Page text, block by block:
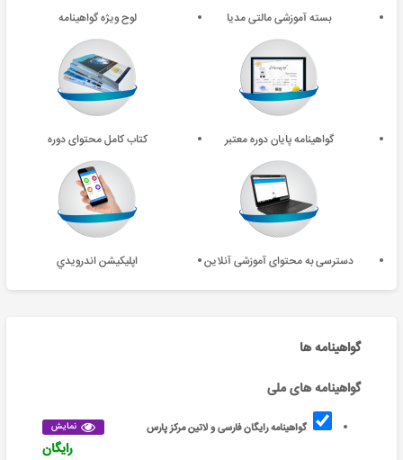
بسته آموزشی مالتی مدیا لوح ویژه گواهینامه
گواهینامه پایان دوره معتبر کتاب کامل محتوای دوره
دسترسی به محتوای آموزشی آنلاین اپليکيشن اندرويدي
گواهینامه ها
گواهینامه های ملی
گواهینامه رایگان فارسی و لاتین مرکز پارس نمایش
رایگان